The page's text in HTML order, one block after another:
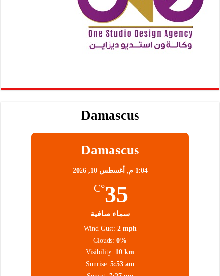
Damascus
Damascus
1:04 م, أغسطس 10, 2026
35
°C
سماء صافية
Wind Gust: 2 mph
Clouds: 0%
Visibility: 10 km
Sunrise: 5:53 am